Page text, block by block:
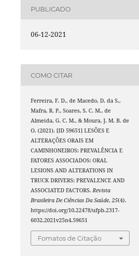
PUBLICADO
06-12-2021
COMO CITAR
Ferreira, F. D., de Macedo, D. da S.,
Mafra, R. P., Soares, S. C. M., de
Almeida, G. C. M., & Moura, J. M. B. de
O. (2021). [ID 59651] LESÕES E
ALTERAÇÕES ORAIS EM
CAMINHONEIROS: PREVALÊNCIA E
FATORES ASSOCIADOS: ORAL
LESIONS AND ALTERATIONS IN
TRUCK DRIVERS: PREVALENCE AND
ASSOCIATED FACTORS.Revista
Brasileira De Ciências Da Saúde,25(4).
https://doi.org/10.22478/ufpb.2317-
6032.2021v25n4.59651
Fomatos de Citação